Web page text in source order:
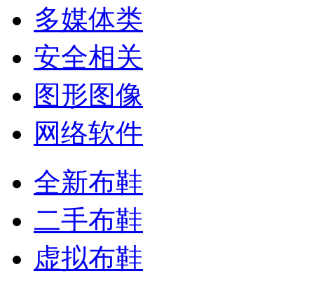
多媒体类
安全相关
图形图像
网络软件
全新布鞋
二手布鞋
虚拟布鞋